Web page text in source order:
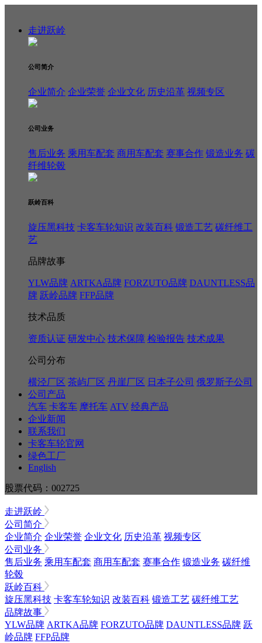
走进跃岭
公司简介
企业简介 企业荣誉 企业文化 历史沿革 视频专区
公司业务
售后业务 乘用车配套 商用车配套 赛事合作 锻造业务 碳
纤维轮毂
跃岭百科
旋压黑科技 卡客车轮知识 改装百科 锻造工艺 碳纤维工
艺
品牌故事
YLW品牌 ARTKA品牌 FORZUTO品牌 DAUNTLESS品
牌 跃岭品牌 FFP品牌
技术品质
资质认证 研发中心 技术保障 检验报告 技术成果
公司分布
横泾厂区 茶屿厂区 丹崖厂区 日本子公司 俄罗斯子公司
公司产品
汽车 卡客车 摩托车 ATV 经典产品
企业新闻
联系我们
卡客车轮官网
绿色工厂
English
股票代码：002725
走进跃岭
公司简介
企业简介 企业荣誉 企业文化 历史沿革 视频专区
公司业务
售后业务 乘用车配套 商用车配套 赛事合作 锻造业务 碳纤维
轮毂
跃岭百科
旋压黑科技 卡客车轮知识 改装百科 锻造工艺 碳纤维工艺
品牌故事
YLW品牌 ARTKA品牌 FORZUTO品牌 DAUNTLESS品牌 跃
岭品牌 FFP品牌